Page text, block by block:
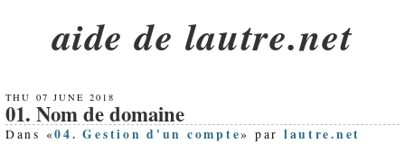
aide de lautre.net
THU 07 JUNE 2018
01. Nom de domaine
Dans «04. Gestion d'un compte» par lautre.net